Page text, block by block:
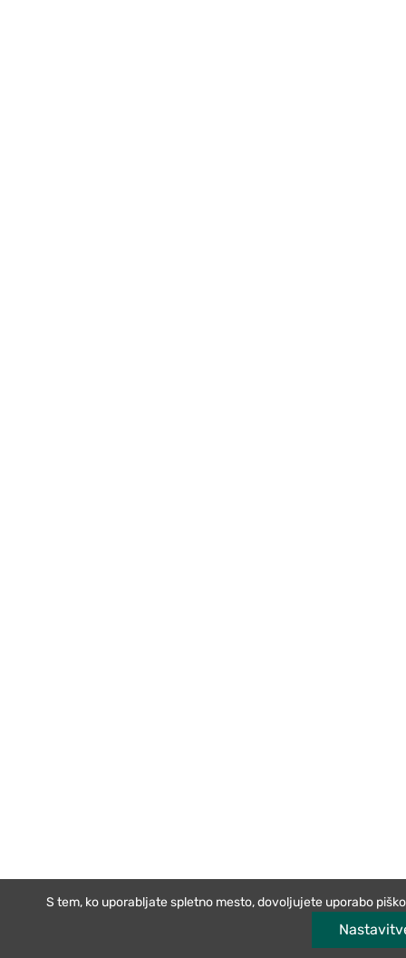
S tem, ko uporabljate spletno mesto, dovoljujete uporabo